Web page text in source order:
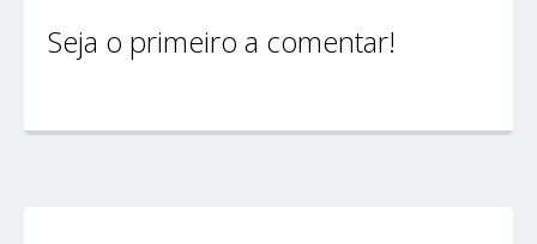
Seja o primeiro a comentar!